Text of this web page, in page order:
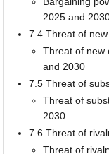
2025 and
7.4 Threat of
Threat of new
and 2030
7.5 Threat of
Threat of
2030
7.6 Threat of
Threat of